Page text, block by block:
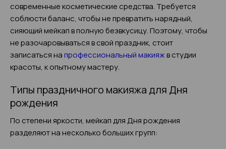
современные косметические средства. Требуется
соблюсти баланс, чтобы не превратить нарядный,
сияющий мейкап в полную безвкусицу. Поэтому, чтобы
не разочаровываться в свой праздник, стоит
записаться напрофессиональный макияжв студии
красоты, к опытному мастеру.
Типы праздничного макияжа для Дня
рождения
По степени яркости, мейкап для Дня рождения
разделяют на несколько больших групп: